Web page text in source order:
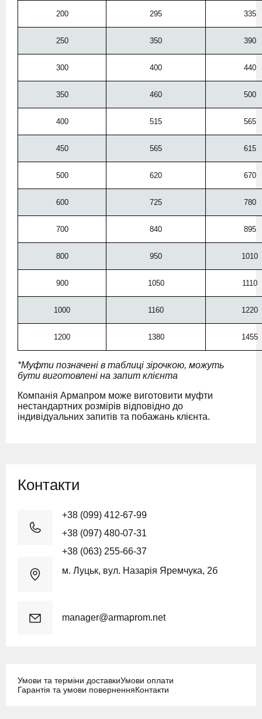
200 295 335
250 350 390
300 400 440
350 460 500
400 515 565
450 565 615
500 620 670
600 725 780
700 840 895
800 950 1010
900 1050 1110
1000 1160 1220
1200 1380 1455
*Муфти позначені в таблиці зірочкою, можуть
бути виготовлені на запит клієнта
Компанія Армапром може виготовити муфти
нестандартних розмірів відповідно до
індивідуальних запитів та побажань клієнта.
Контакти
+38 (099) 412-67-99
+38 (097) 480-07-31
+38 (063) 255-66-37
м. Луцьк, вул. Назарія Яремчука, 2б
manager@armaprom.net
Умови та терміни доставкиУмови оплати
Гарантія та умови поверненняКонтакти